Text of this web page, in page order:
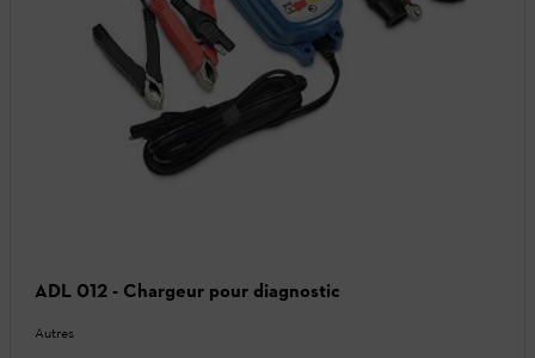
ADL 012 - Chargeur pour diagnostic
Autres